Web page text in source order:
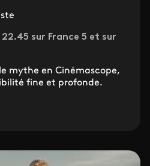
sur France 5 et sur
mythe en Cinémascope,
fine et profonde.